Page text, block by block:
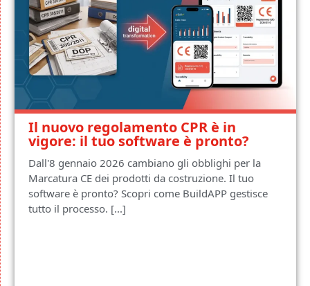
Il nuovo regolamento CPR è in
vigore: il tuo software è pronto?
Dall'8 gennaio 2026 cambiano gli obblighi per la
Marcatura CE dei prodotti da costruzione. Il tuo
software è pronto? Scopri come BuildAPP gestisce
tutto il processo. [...]